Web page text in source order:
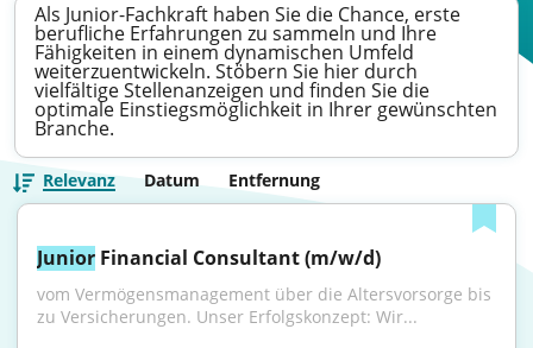
Als Junior-Fachkraft haben Sie die Chance, erste
berufliche Erfahrungen zu sammeln und Ihre
Fähigkeiten in einem dynamischen Umfeld
weiterzuentwickeln. Stöbern Sie hier durch
vielfältige Stellenanzeigen und finden Sie die
optimale Einstiegsmöglichkeit in Ihrer gewünschten
Branche.
Relevanz Datum Entfernung
Junior Financial Consultant (m/w/d)
vom Vermögensmanagement über die Altersvorsorge bis
zu Versicherungen. Unser Erfolgskonzept: Wir...